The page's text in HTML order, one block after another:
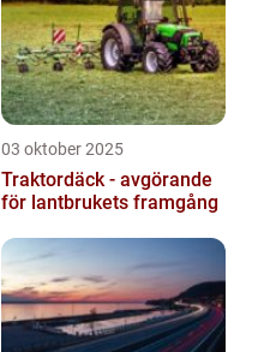
03 oktober 2025
Traktordäck - avgörande
för lantbrukets framgång